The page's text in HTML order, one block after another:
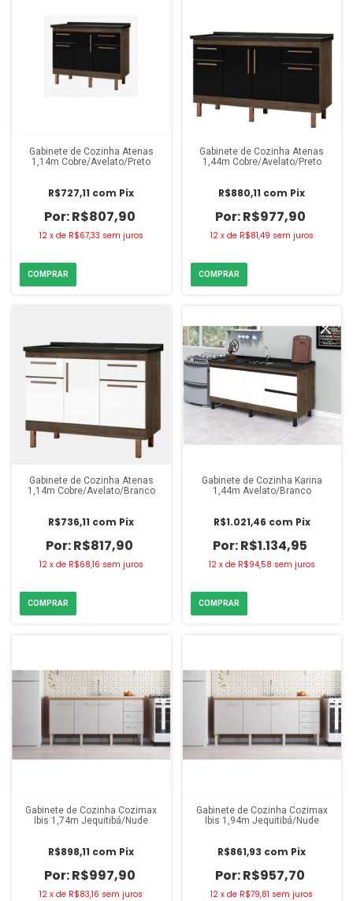
Gabinete de Cozinha Atenas
1,14m Cobre/Avelato/Preto
R$807,90
R$727,11 com Pix
12 x de R$67,33 sem juros
Gabinete de Cozinha Atenas
1,44m Cobre/Avelato/Preto
R$977,90
R$880,11 com Pix
12 x de R$81,49 sem juros
Gabinete de Cozinha Atenas
1,14m Cobre/Avelato/Branco
R$817,90
R$736,11 com Pix
12 x de R$68,16 sem juros
Gabinete de Cozinha Karina
1,44m Avelato/Branco
R$1.134,95
R$1.021,46 com Pix
12 x de R$94,58 sem juros
Gabinete de Cozinha Cozimax
Ibis 1,74m Jequitibá/Nude
R$997,90
R$898,11 com Pix
12 xde R$83,16 sem juros
Gabinete de Cozinha Cozimax
Ibis 1,94m Jequitibá/Nude
R$957,70
R$861,93 com Pix
12 xde R$79,81 sem juros